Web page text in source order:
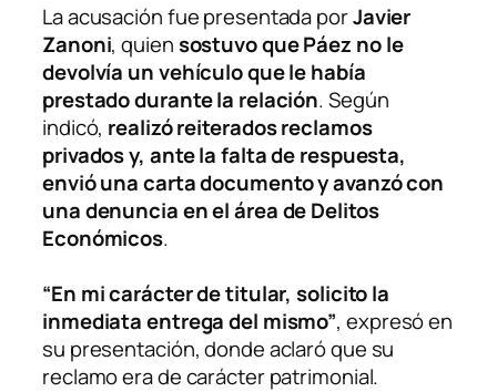
La acusación fue presentada porJavier
Zanoni, quiensostuvo que Páez no le
devolvía un vehículo que le había
prestado durante la relación. Según
indicó, realizó reiterados reclamos
privados y, ante la falta de respuesta,
envió una carta documento y avanzó con
una denuncia en el área de Delitos
Económicos.
“En mi carácter de titular, solicito la
inmediata entrega del mismo”, expresó en
su presentación, donde aclaró que su
reclamo era de carácter patrimonial.